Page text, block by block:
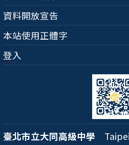
資料開放宣告
本站使用正體字
登入
臺北市立大同高級中學